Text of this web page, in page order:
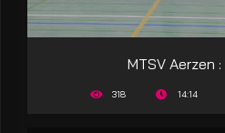
MTSV Aerzen :
318 14:14